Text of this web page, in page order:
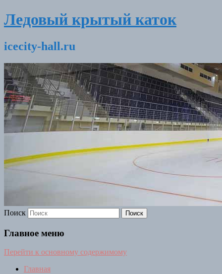
Ледовый крытый каток
icecity-hall.ru
Поиск
Главное меню
Перейти к основному содержимому
Главная